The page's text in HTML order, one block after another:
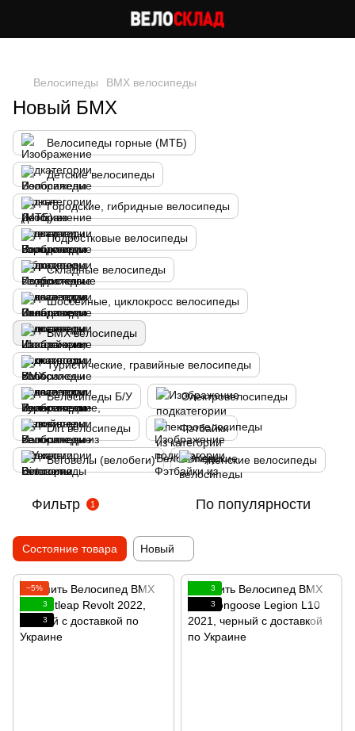
Велосипеды BMX велосипеды
Новый БМХ
Велосипеды горные (МТБ)
Детские велосипеды
Городские, гибридные велосипеды
Подростковые велосипеды
Складные велосипеды
Шоссейные, циклокросс велосипеды
BMX велосипеды
Туристические, гравийные велосипеды
Велосипеды Б/У Электровелосипеды
Dirt велосипеды Фэтбайки
Беговелы (велобеги) Женские велосипеды
Фильтр 1 По популярности
Состояние товара Новый
−5%
3
3
3
3